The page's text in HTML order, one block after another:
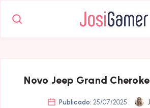
Novo Jeep Grand
Publicado: 25/07/2025